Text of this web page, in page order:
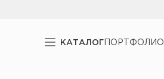
КАТАЛОГ ПОРТФОЛИО